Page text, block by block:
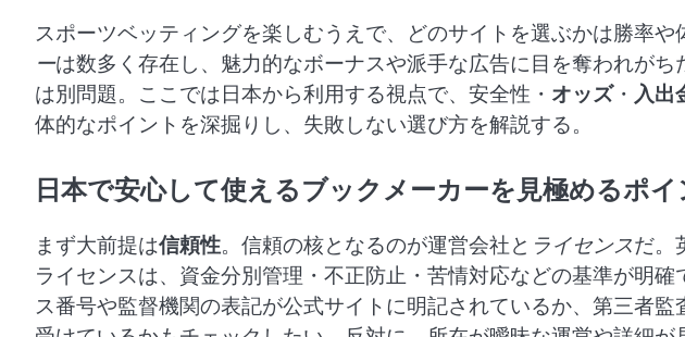
スポーツベッティングを楽しむうえで、どのサイトを選ぶかは勝率や
ーは数多く存在し、魅力的なボーナスや派手な広告に目を奪われが
は別問題。ここでは日本から利用する視点で、安全性・ オッズ・ 入出
体的なポイントを深掘りし、失敗しない選び方を解説する。
日本で安心して使えるブックメーカーを見極めるポイ
まず大前提は信頼性。信頼の核となるのが運営会社と ライセンスだ。
ライセンスは、資金分別管理・不正防止・苦情対応などの基準が明
ス番号や監督機関の表記が公式サイトに明記されているか、第三者